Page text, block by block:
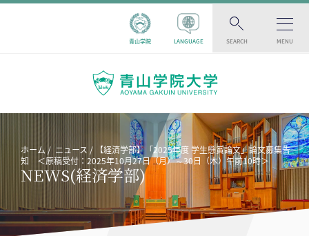
青山学院 LANGUAGE SEARCH MENU
ホーム ニュース
【経済学部】「2025年度 学生懸賞論文」論文募集告
知 ＜原稿受付：2025年10月27日（月）～30日（木）午前10時＞
NEWS(経済学部)